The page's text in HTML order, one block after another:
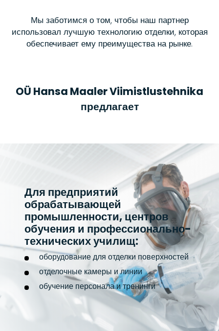
Мы заботимся о том, чтобы наш партнер
использовал лучшую технологию отделки, которая
обеспечивает ему преимущества на рынке.
OÜ Hansa Maaler Viimistlustehnika
предлагает
Для предприятий
обрабатывающей
промышленности, центров
обучения и профессионально-
технических училищ:
оборудование для отделки поверхностей
отделочные камеры и линии
обучение персонала и тренинги